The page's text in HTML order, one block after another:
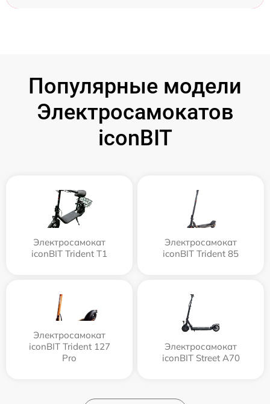
Популярные модели
Электросамокатов
iconBIT
Электросамокат
iconBIT Trident T1
Электросамокат
iconBIT Trident 85
Электросамокат
iconBIT Trident 127
Pro
Электросамокат
iconBIT Street A70